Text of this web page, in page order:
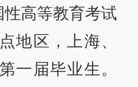
高等教育考试
地区，上海、
一届毕业生。